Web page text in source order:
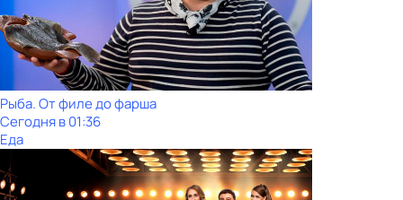
Рыба. От филе до фарша
Сегодня в 01:36
Еда